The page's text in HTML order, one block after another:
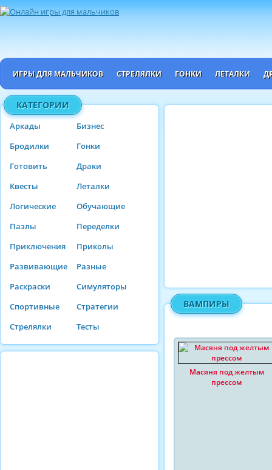
ИГРЫ ДЛЯ МАЛЬЧИКОВ СТРЕЛЯЛКИ ГОНКИ ЛЕТАЛКИ
КАТЕГОРИИ
Аркады
Бизнес
Бродилки
Гонки
Готовить
Драки
Квесты
Леталки
Логические
Обучающие
Пазлы
Переделки
Приключения
Приколы
Развивающие
Разные
Раскраски
Симуляторы
Спортивные
Стратегии
Стрелялки
Тесты
ВАМПИРЫ
Масяня под желтым
прессом